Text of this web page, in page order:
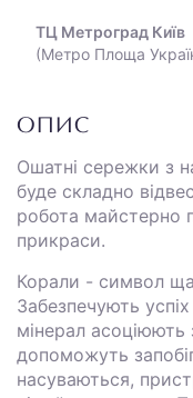
ТЦ Метроград Київ
(Метро Площа
ОПИС
Ошатні сережки з
буде складно
робота майстерно
прикраси.
Корали - символ
Забезпечують
мінерал
допоможуть
насуваються,